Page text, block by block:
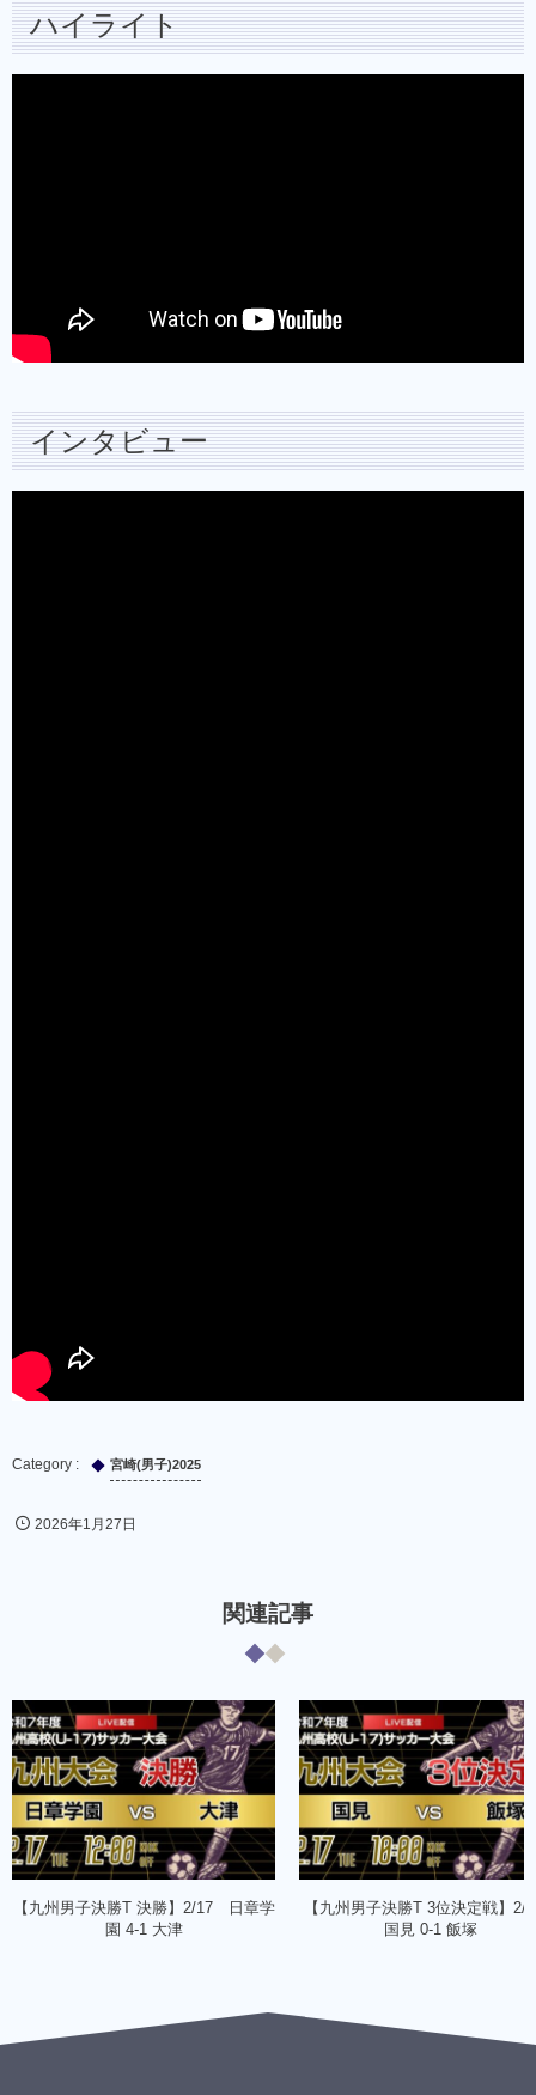
ハイライト
インタビュー
宮崎(男子)2025
2026年1月27日
関連記事
【九州男子決勝T 決勝】2/17 日章学
園 4-1 大津
【九州男子決勝T 3位決定戦】
国見 0-1 飯塚